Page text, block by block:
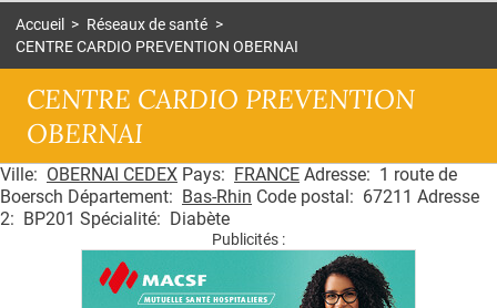
S'ABONNER À LA REVUE SOIN À DOMICILE
DOSSIERS
RÉSEAUX
E-REVUE SAD
Accueil > Réseaux de santé >
CENTRE CARDIO PREVENTION OBERNAI
CENTRE CARDIO PREVENTION
OBERNAI
Ville: OBERNAI CEDEX Pays: FRANCE Adresse: 1 route de
Boersch Département: Bas-Rhin Code postal: 67211 Adresse
2: BP201 Spécialité: Diabète
Publicités :